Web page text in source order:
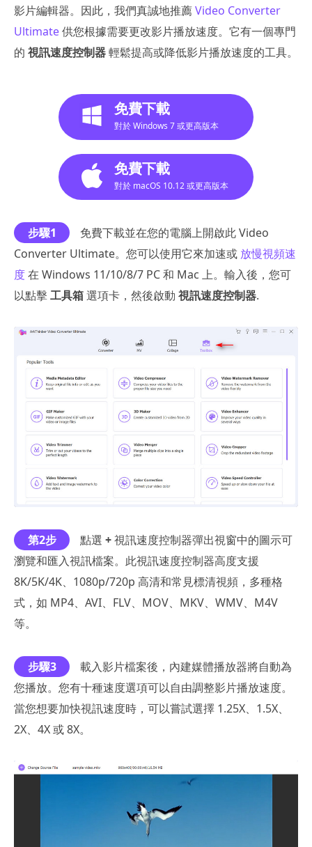
影片編輯器。因此，我們真誠地推薦Video Converter
Ultimate供您根據需要更改影片播放速度。它有一個專門
的 視訊速度控制器輕鬆提高或降低影片播放速度的工具。
免費下載
對於 Windows 7 或更高版本
免費下載
對於 macOS 10.12 或更高版本
步驟1
免費下載並在您的電腦上開啟此 Video
Converter Ultimate。您可以使用它來加速或 放慢視頻速
度在 Windows 11/10/8/7 PC 和 Mac 上。輸入後，您可
以點擊工具箱選項卡，然後啟動 視訊速度控制器.
第2步 點選 +視訊速度控制器彈出視窗中的圖示可
瀏覽和匯入視訊檔案。此視訊速度控制器高度支援
8K/5K/4K、1080p/720p 高清和常見標清視頻，多種格
式，如 MP4、AVI、FLV、MOV、MKV、WMV、M4V
等。
步驟3
載入影片檔案後，內建媒體播放器將自動為
您播放。您有十種速度選項可以自由調整影片播放速度。
當您想要加快視訊速度時，可以嘗試選擇 1.25X、1.5X、
2X、4X 或 8X。